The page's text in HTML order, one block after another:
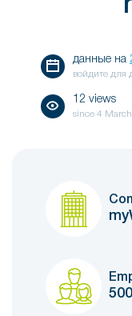
данные на
войдите для
12 views
since 4 March